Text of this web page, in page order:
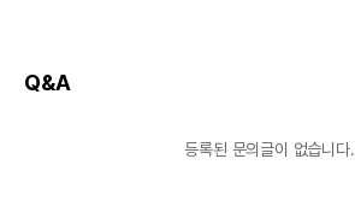
Q&A
등록된 문의글이 없습니다.